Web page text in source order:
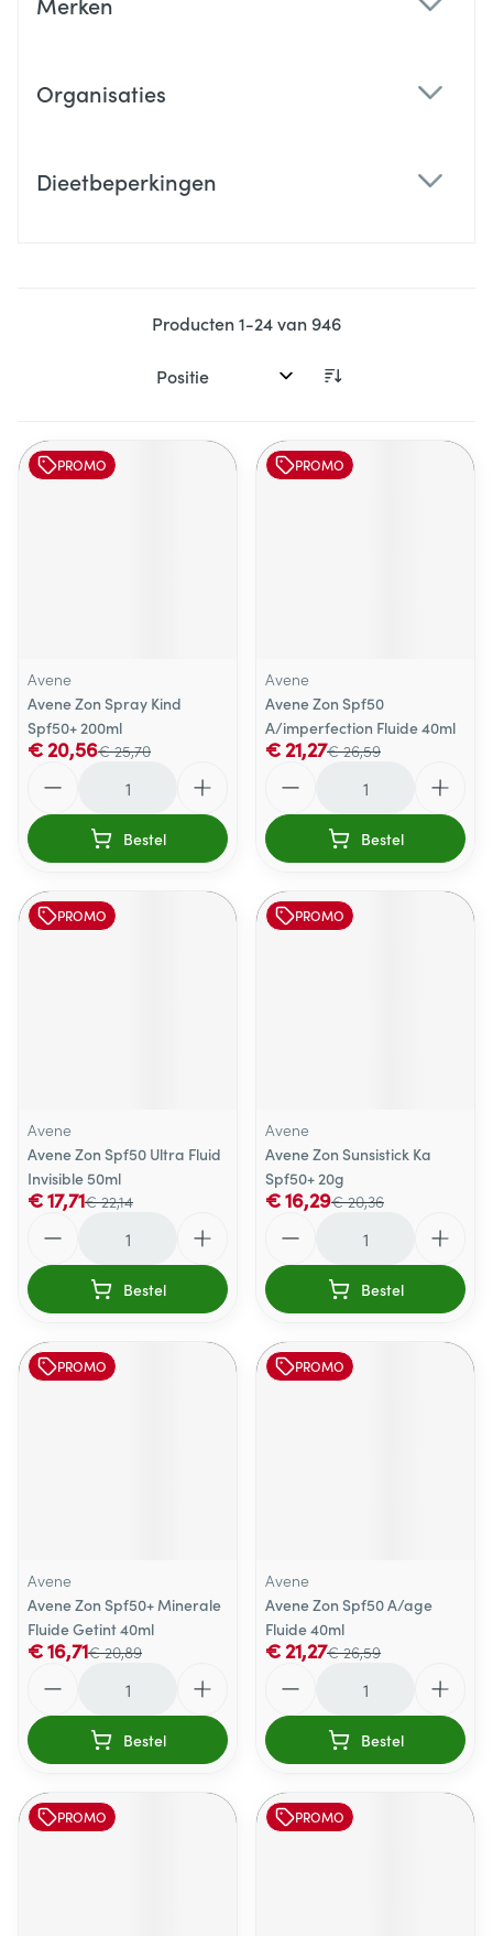
Organisaties
Dieetbeperkingen
Producten1-24van946
Sorteer op:
PROMO
Avene
Avene Zon Spray Kind
Spf50+ 200ml
€ 25,70
€ 20,56
Bestel
PROMO
Avene
Avene Zon Spf50
A/imperfection Fluide 40ml
€ 26,59
€ 21,27
Bestel
PROMO
Avene
Avene Zon Spf50 Ultra Fluid
Invisible 50ml
€ 22,14
€ 17,71
Bestel
PROMO
Avene
Avene Zon Sunsistick Ka
Spf50+ 20g
€ 20,36
€ 16,29
Bestel
PROMO
Avene
Avene Zon Spf50+ Minerale
Fluide Getint 40ml
€ 20,89
€ 16,71
Bestel
PROMO
Avene
Avene Zon Spf50 A/age
Fluide 40ml
€ 26,59
€ 21,27
Bestel
PROMO PROMO